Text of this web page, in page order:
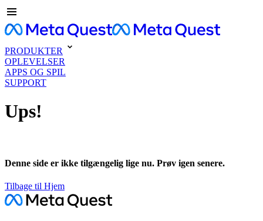
PRODUKTER
OPLEVELSER
APPS OG SPIL
SUPPORT
Ups!
Denne side er ikke tilgængelig lige nu. Prøv igen senere.
Tilbage til Hjem